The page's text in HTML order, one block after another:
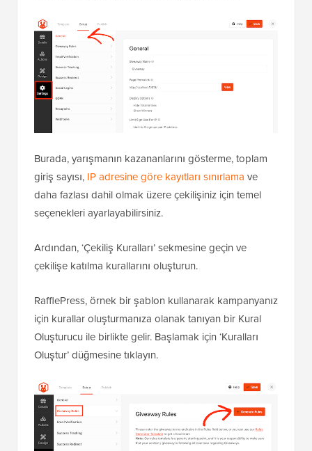
Burada, yarışmanın kazananlarını gösterme, toplam
giriş sayısı, IP adresine göre kayıtları sınırlama ve
daha fazlası dahil olmak üzere çekilişiniz için temel
seçenekleri ayarlayabilirsiniz.
Ardından, ‘Çekiliş Kuralları’ sekmesine geçin ve
çekilişe katılma kurallarını oluşturun.
RafflePress, örnek bir şablon kullanarak kampanyanız
için kurallar oluşturmanıza olanak tanıyan bir Kural
Oluşturucu ile birlikte gelir. Başlamak için ‘Kuralları
Oluştur’ düğmesine tıklayın.